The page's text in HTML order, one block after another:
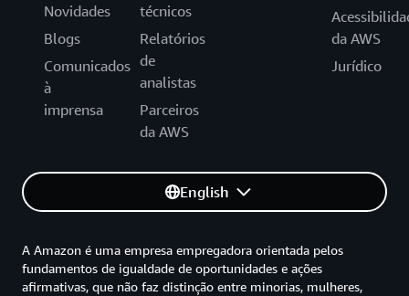
Novidades
Blogs
Comunicados
à
imprensa
técnicos
Relatórios
de
analistas
Parceiros
da AWS
da AWS
Jurídico
English
A Amazon é uma empresa empregadora orientada pelos
fundamentos de igualdade de oportunidades e ações
afirmativas, que não faz distinção entre minorias, mulheres,